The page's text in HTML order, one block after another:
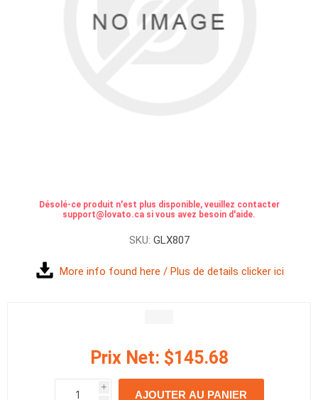
Désolé-ce produit n'est plus disponible, veuillez contacter
support@lovato.ca si vous avez besoin d'aide.
SKU: GLX807
More info found here / Plus de details clicker ici
Prix Net: $145.68
i
AJOUTER AU PANIER